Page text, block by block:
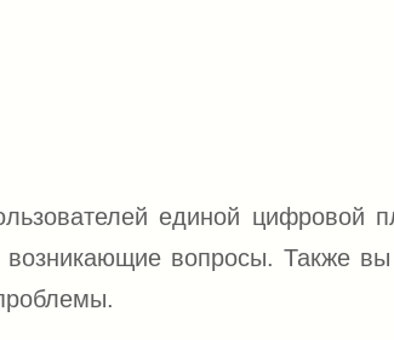
единой цифровой
вопросы. Также